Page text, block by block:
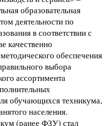
образовательная
деятельности по
в соответствии с
качественно
обеспечения
выбора
ассортимента
обучающихся техникума,
населения.
(ранее ФЗУ) стал